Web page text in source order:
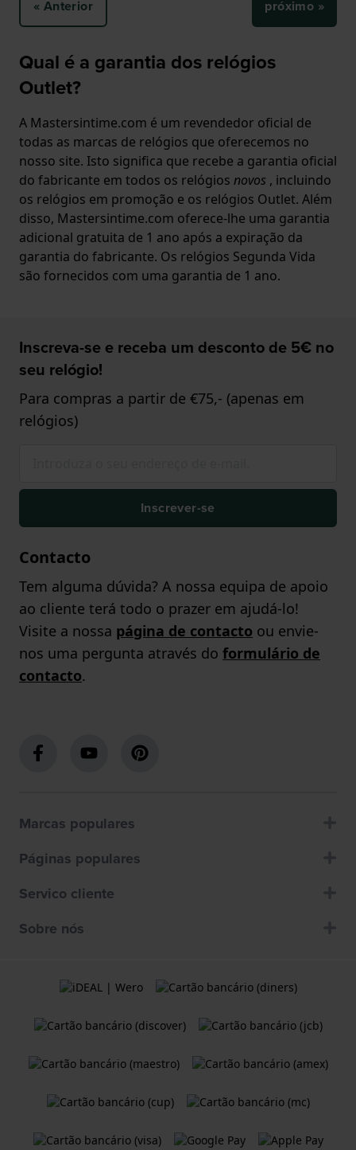
« Anterior próximo »
Qual é a garantia dos relógios
Outlet?
A Mastersintime.com é um revendedor oficial de
todas as marcas de relógios que oferecemos no
nosso site. Isto significa que recebe a garantia oficial
do fabricante em todos os relógios novos , incluindo
os relógios em promoção e os relógios Outlet. Além
disso, Mastersintime.com oferece-lhe uma garantia
adicional gratuita de 1 ano após a expiração da
garantia do fabricante. Os relógios Segunda Vida
são fornecidos com uma garantia de 1 ano.
Inscreva-se e receba um desconto de 5€ no
seu relógio!
Para compras a partir de €75,- (apenas em
relógios)
Inscrever-se
Contacto
Tem alguma dúvida? A nossa equipa de apoio
ao cliente terá todo o prazer em ajudá-lo!
Visite a nossa página de contacto ou envie-
nos uma pergunta através do formulário de
contacto.
Marcas populares
Páginas populares
Servico cliente
Sobre nós